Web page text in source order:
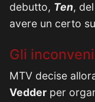
debutto, Ten,
avere un certo
Gli
MTV decise
Vedder per